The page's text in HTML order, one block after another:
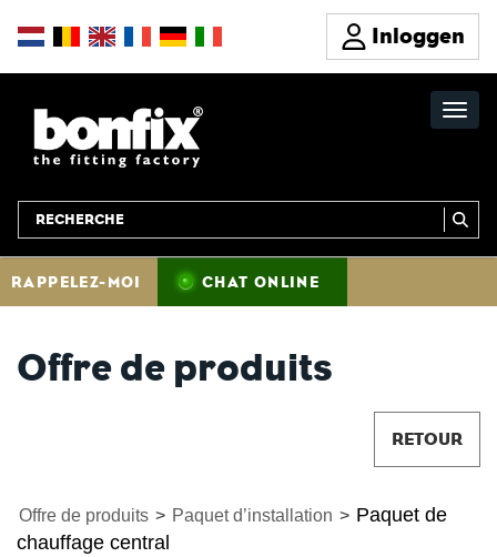
Inloggen
RAPPELEZ-MOI CHAT ONLINE
Offre de produits
RETOUR
Offre de produits > Paquet d’installation > Paquet de
chauffage central